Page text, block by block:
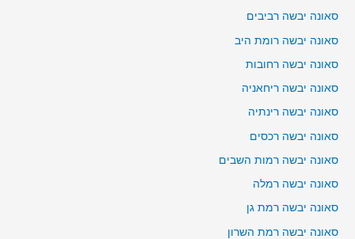
סאונה יבשה רביבים
סאונה יבשה רומת היב
סאונה יבשה רחובות
סאונה יבשה ריחאניה
סאונה יבשה רינתיה
סאונה יבשה רכסים
סאונה יבשה רמות השבים
סאונה יבשה רמלה
סאונה יבשה רמת גן
סאונה יבשה רמת השרון